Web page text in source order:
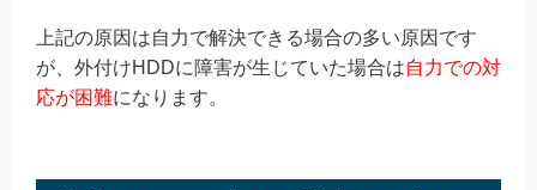
上記の原因は自力で解決できる場合の多い原因です
が、外付けHDDに障害が生じていた場合は自力での対
応が困難になります。